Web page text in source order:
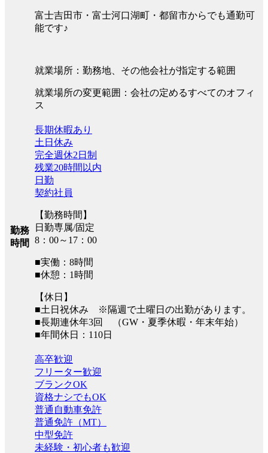
富士吉田市・富士河口湖町・都留市からでも通勤可
能です♪
就業場所：勤務地、その他会社が指定する範囲
就業場所の変更範囲：会社の定めるすべてのオフィ
ス
勤務
時間
長期休暇あり
土日休み
完全週休2日制
残業20時間以内
日勤
契約社員
【勤務時間】
日勤専属/固定
8：00～17：00
■実働：8時間
■休憩：1時間
【休日】
■土日祝休み ※隔週で土曜日の出勤があります。
■長期連休年3回 （GW・夏季休暇・年末年始）
■年間休日：110日
高卒歓迎
フリーター歓迎
ブランクOK
資格ナシでもOK
普通自動車免許
普通免許（MT）
中型免許
未経験・初心者も歓迎